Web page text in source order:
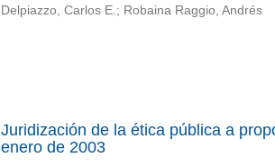
Delpiazzo, Carlos E.; Robaina Raggio, Andrés
Juridización de la ética pública a
enero de 2003